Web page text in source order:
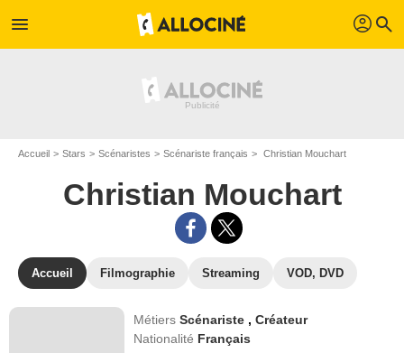
menu profil search
Accueil Stars Scénaristes Scénariste français Christian Mouchart
Christian Mouchart
Accueil Filmographie Streaming VOD, DVD
MétiersScénariste ,Créateur
Nationalité Français